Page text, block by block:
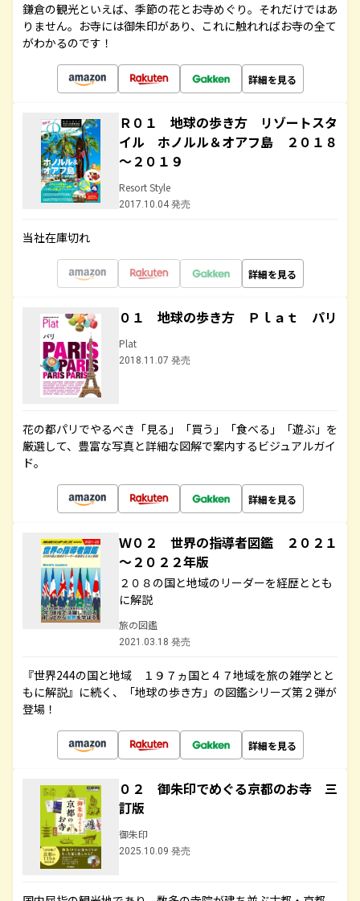
鎌倉の観光といえば、季節の花とお寺めぐり。それだけではあ
りません。お寺には御朱印があり、これに触れればお寺の全て
がわかるのです！
詳細を見る
Ｒ０１ 地球の歩き方 リゾートスタ
イル ホノルル＆オアフ島 ２０１８
～２０１９
Resort Style
2017.10.04 発売
当社在庫切れ
詳細を見る
０１ 地球の歩き方 Ｐｌａｔ パリ
Plat
2018.11.07 発売
花の都パリでやるべき「見る」「買う」「食べる」「遊ぶ」を
厳選して、豊富な写真と詳細な図解で案内するビジュアルガイ
ド。
詳細を見る
Ｗ０２ 世界の指導者図鑑 ２０２１
～２０２２年版
２０８の国と地域のリーダーを経歴ととも
に解説
旅の図鑑
2021.03.18 発売
『世界244の国と地域 １９７ヵ国と４７地域を旅の雑学とと
もに解説』に続く、「地球の歩き方」の図鑑シリーズ第２弾が
登場！
詳細を見る
０２ 御朱印でめぐる京都のお寺 三
訂版
御朱印
2025.10.09 発売